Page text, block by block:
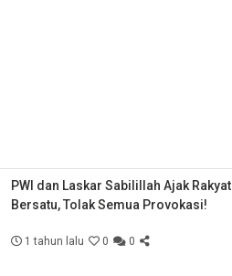
PWI dan Laskar Sabilillah Ajak Rakyat
Bersatu, Tolak Semua Provokasi!
1 tahun lalu 0 0